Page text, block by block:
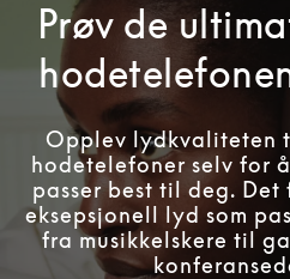
Prøv de
Opplev lydkvaliteten
hodetelefoner selv for
passer best til deg. Det
eksepsjonell lyd som
fra musikkelskere til